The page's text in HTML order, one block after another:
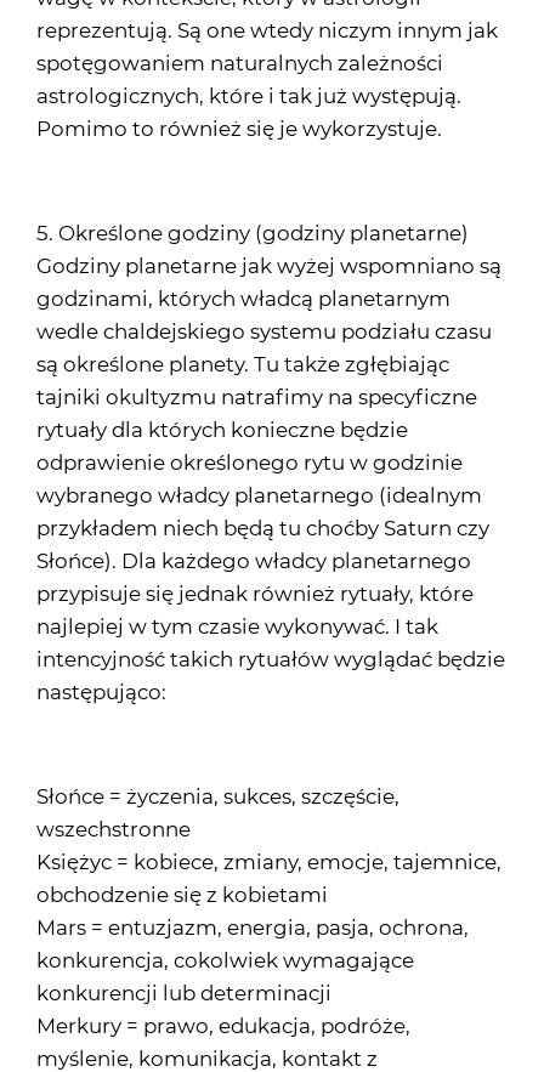
reprezentują. Są one wtedy niczym innym jak
spotęgowaniem naturalnych zależności
astrologicznych, które i tak już występują.
Pomimo to również się je wykorzystuje.
5. Określone godziny (godziny planetarne)
Godziny planetarne jak wyżej wspomniano są
godzinami, których władcą planetarnym
wedle chaldejskiego systemu podziału czasu
są określone planety. Tu także zgłębiając
tajniki okultyzmu natrafimy na specyficzne
rytuały dla których konieczne będzie
odprawienie określonego rytu w godzinie
wybranego władcy planetarnego (idealnym
przykładem niech będą tu choćby Saturn czy
Słońce). Dla każdego władcy planetarnego
przypisuje się jednak również rytuały, które
najlepiej w tym czasie wykonywać. I tak
intencyjność takich rytuałów wyglądać będzie
następująco:
Słońce = życzenia, sukces, szczęście,
wszechstronne
Księżyc = kobiece, zmiany, emocje, tajemnice,
obchodzenie się z kobietami
Mars = entuzjazm, energia, pasja, ochrona,
konkurencja, cokolwiek wymagające
konkurencji lub determinacji
Merkury = prawo, edukacja, podróże,
myślenie, komunikacja, kontakt z